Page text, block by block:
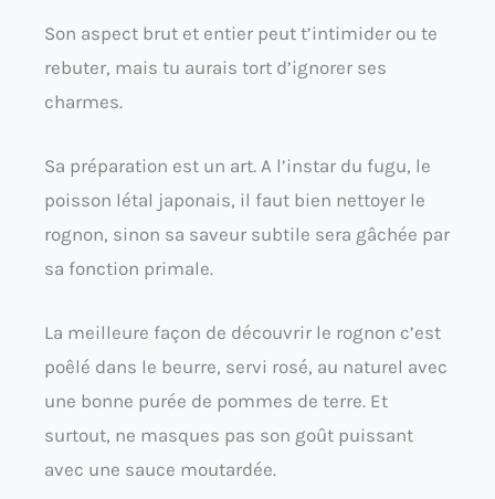
Son aspect brut et entier peut t’intimider ou te
rebuter, mais tu aurais tort d’ignorer ses
charmes.
Sa préparation est un art. A l’instar du fugu, le
poisson létal japonais, il faut bien nettoyer le
rognon, sinon sa saveur subtile sera gâchée par
sa fonction primale.
La meilleure façon de découvrir le rognon c’est
poêlé dans le beurre, servi rosé, au naturel avec
une bonne purée de pommes de terre. Et
surtout, ne masques pas son goût puissant
avec une sauce moutardée.